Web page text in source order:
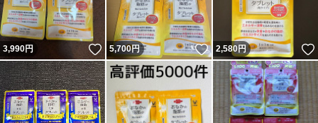
3,990円 いいね！
5,700円 いいね！
2,580円